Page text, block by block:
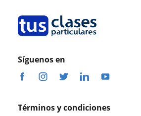
Síguenos en
Términos y condiciones